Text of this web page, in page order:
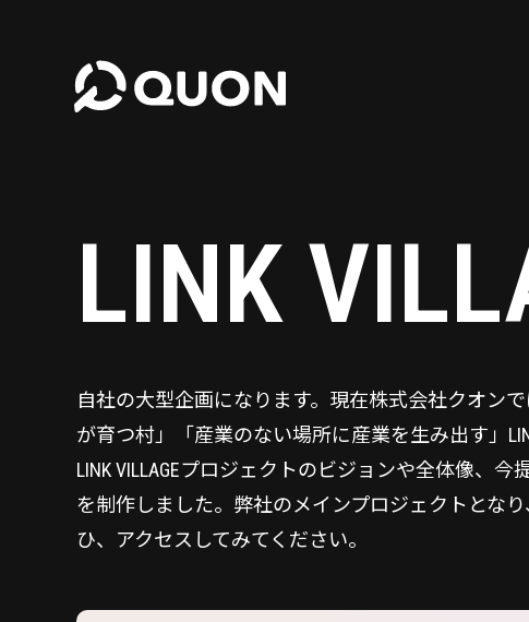
LINK
自社の大型企画になります。現在株式会社クオン
が育つ村」「産業のない場所に産業を生み出す」
LINK VILLAGEプロジェクトのビジョンや全体像、
を制作しました。弊社のメインプロジェクトとな
ひ、アクセスしてみてください。